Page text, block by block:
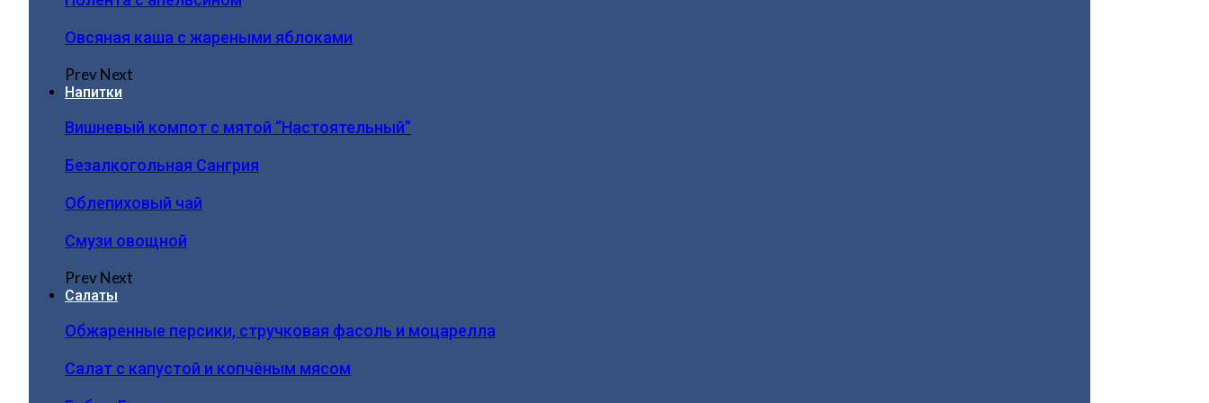
Овсяная каша с жареными яблоками
PrevNext
Напитки
Вишневый компот с мятой “Настоятельный”
Безалкогольная Сангрия
Облепиховый чай
Смузи овощной
PrevNext
Салаты
Обжаренные персики, стручковая фасоль и моцарелла
Салат с капустой и копчёным мясом